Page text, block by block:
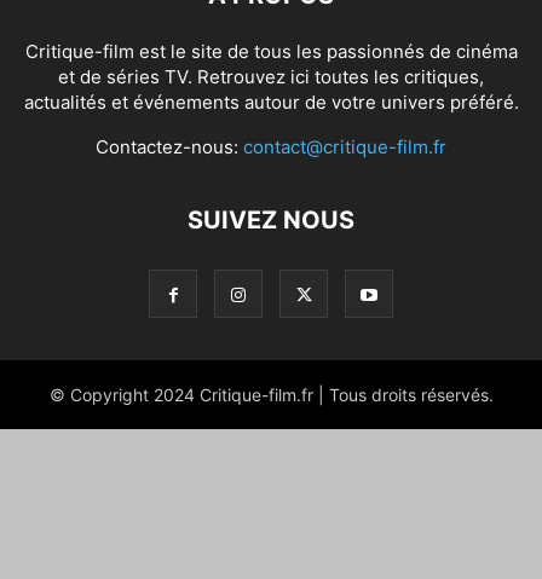
Critique-film est le site de tous les passionnés de cinéma
et de séries TV. Retrouvez ici toutes les critiques,
actualités et événements autour de votre univers préféré.
Contactez-nous: contact@critique-film.fr
SUIVEZ NOUS
© Copyright 2024 Critique-film.fr | Tous droits réservés.